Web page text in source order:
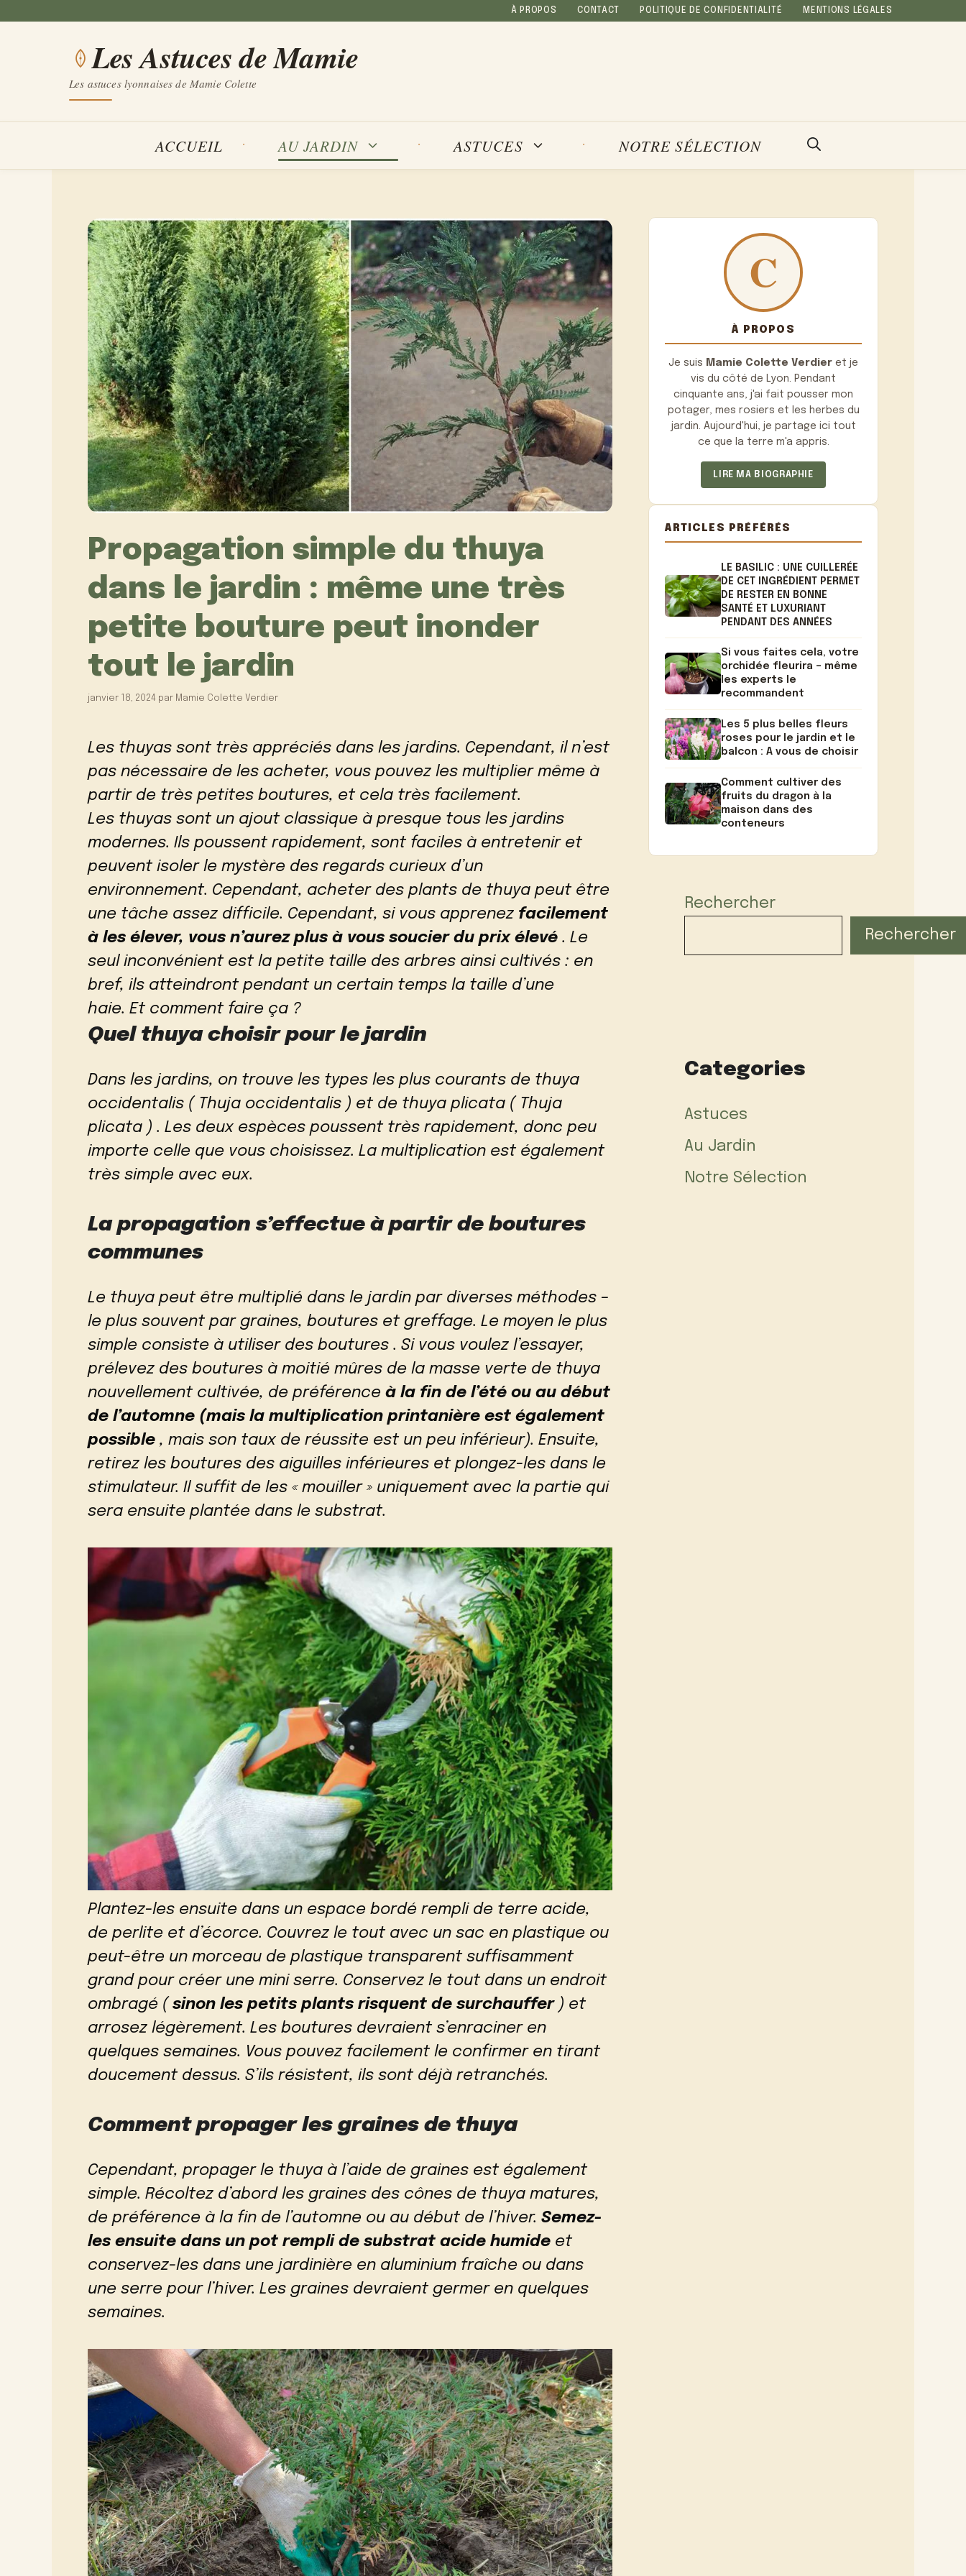
À PROPOS CONTACT POLITIQUE DE CONFIDENTIALITÉ MENTIONS LÉGALES
Les Astuces de Mamie
Les astuces lyonnaises de Mamie Colette
ACCUEIL AU JARDIN ASTUCES NOTRE SÉLECTION
Propagation simple du thuya
dans le jardin : même une très
petite bouture peut inonder
tout le jardin
janvier 18, 2024 par Mamie Colette Verdier
Les thuyas sont très appréciés dans les jardins. Cependant, il n’est
pas nécessaire de les acheter, vous pouvez les multiplier même à
partir de très petites boutures, et cela très facilement.
Les thuyas sont un ajout classique à presque tous les jardins
modernes. Ils poussent rapidement, sont faciles à entretenir et
peuvent isoler le mystère des regards curieux d’un
environnement. Cependant, acheter des plants de thuya peut être
une tâche assez difficile. Cependant, si vous apprenez facilement
à les élever, vous n’aurez plus à vous soucier du prix élevé . Le
seul inconvénient est la petite taille des arbres ainsi cultivés : en
bref, ils atteindront pendant un certain temps la taille d’une
haie. Et comment faire ça ?
Quel thuya choisir pour le jardin
Dans les jardins, on trouve les types les plus courants de thuya
occidentalis ( Thuja occidentalis ) et de thuya plicata ( Thuja
plicata ) . Les deux espèces poussent très rapidement, donc peu
importe celle que vous choisissez. La multiplication est également
très simple avec eux.
La propagation s’effectue à partir de boutures
communes
Le thuya peut être multiplié dans le jardin par diverses méthodes –
le plus souvent par graines, boutures et greffage. Le moyen le plus
simple consiste à utiliser des boutures . Si vous voulez l’essayer,
prélevez des boutures à moitié mûres de la masse verte de thuya
nouvellement cultivée, de préférence à la fin de l’été ou au début
de l’automne (mais la multiplication printanière est également
possible , mais son taux de réussite est un peu inférieur). Ensuite,
retirez les boutures des aiguilles inférieures et plongez-les dans le
stimulateur. Il suffit de les « mouiller » uniquement avec la partie qui
sera ensuite plantée dans le substrat.
Plantez-les ensuite dans un espace bordé rempli de terre acide,
de perlite et d’écorce. Couvrez le tout avec un sac en plastique ou
peut-être un morceau de plastique transparent suffisamment
grand pour créer une mini serre. Conservez le tout dans un endroit
ombragé ( sinon les petits plants risquent de surchauffer) et
arrosez légèrement. Les boutures devraient s’enraciner en
quelques semaines. Vous pouvez facilement le confirmer en tirant
doucement dessus. S’ils résistent, ils sont déjà retranchés.
Comment propager les graines de thuya
Cependant, propager le thuya à l’aide de graines est également
simple. Récoltez d’abord les graines des cônes de thuya matures,
de préférence à la fin de l’automne ou au début de l’hiver. Semez-
les ensuite dans un pot rempli de substrat acide humide et
conservez-les dans une jardinière en aluminium fraîche ou dans
une serre pour l’hiver. Les graines devraient germer en quelques
semaines.
À PROPOS
Je suis Mamie Colette Verdier et je
vis du côté de Lyon. Pendant
cinquante ans, j'ai fait pousser mon
potager, mes rosiers et les herbes du
jardin. Aujourd'hui, je partage ici tout
ce que la terre m'a appris.
LIRE MA BIOGRAPHIE
ARTICLES PRÉFÉRÉS
LE BASILIC : UNE CUILLERÉE
DE CET INGRÉDIENT PERMET
DE RESTER EN BONNE
SANTÉ ET LUXURIANT
PENDANT DES ANNÉES
Si vous faites cela, votre
orchidée fleurira – même
les experts le
recommandent
Les 5 plus belles fleurs
roses pour le jardin et le
balcon : A vous de choisir
Comment cultiver des
fruits du dragon à la
maison dans des
conteneurs
Rechercher
Rechercher
Categories
Astuces
Au Jardin
Notre Sélection